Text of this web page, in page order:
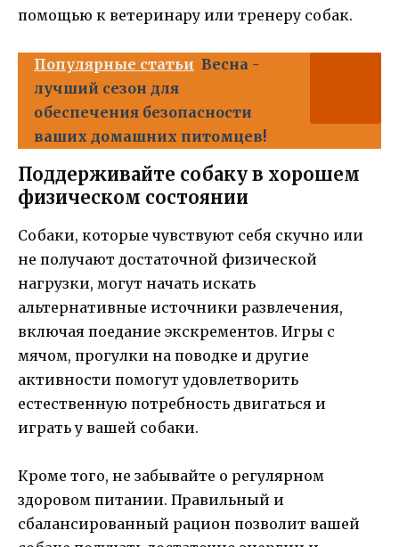
помощью к ветеринару или тренеру собак.
Популярные статьи Весна -
лучший сезон для
обеспечения безопасности
ваших домашних питомцев!
Поддерживайте собаку в хорошем
физическом состоянии
Собаки, которые чувствуют себя скучно или
не получают достаточной физической
нагрузки, могут начать искать
альтернативные источники развлечения,
включая поедание экскрементов. Игры с
мячом, прогулки на поводке и другие
активности помогут удовлетворить
естественную потребность двигаться и
играть у вашей собаки.
Кроме того, не забывайте о регулярном
здоровом питании. Правильный и
сбалансированный рацион позволит вашей